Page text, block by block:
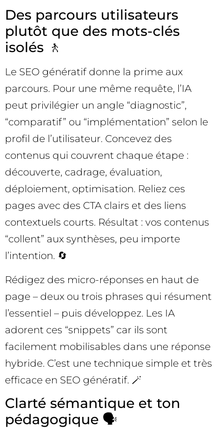
Des parcours utilisateurs
plutôt que des mots-clés
isolés 🚶
Le SEO génératif donne la prime aux
parcours. Pour une même requête, l’IA
peut privilégier un angle “diagnostic”,
“comparatif” ou “implémentation” selon le
profil de l’utilisateur. Concevez des
contenus qui couvrent chaque étape :
découverte, cadrage, évaluation,
déploiement, optimisation. Reliez ces
pages avec des CTA clairs et des liens
contextuels courts. Résultat : vos contenus
“collent” aux synthèses, peu importe
l’intention. 🔄
Rédigez des micro-réponses en haut de
page – deux ou trois phrases qui résument
l’essentiel – puis développez. Les IA
adorent ces “snippets” car ils sont
facilement mobilisables dans une réponse
hybride. C’est une technique simple et très
efficace en SEO génératif. 🪄
Clarté sémantique et ton
pédagogique 🗣️